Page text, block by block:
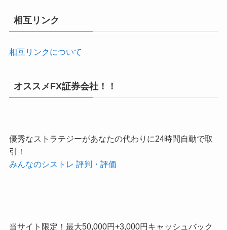
相互リンク
相互リンクについて
オススメFX証券会社！！